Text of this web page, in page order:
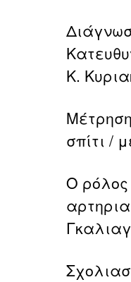
Κ.
σπίτι /
Ο ρόλος